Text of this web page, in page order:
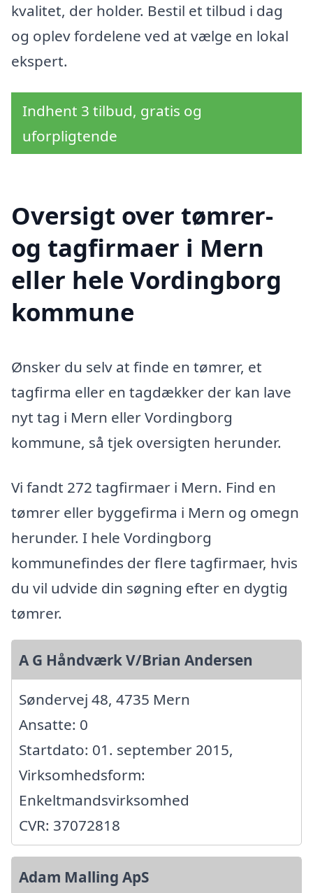
kvalitet, der holder. Bestil et tilbud i dag
og oplev fordelene ved at vælge en lokal
ekspert.
Indhent 3 tilbud, gratis og
uforpligtende
Oversigt over tømrer-
og tagfirmaer i Mern
eller hele Vordingborg
kommune
Ønsker du selv at finde en tømrer, et
tagfirma eller en tagdækker der kan lave
nyt tag i Mern eller Vordingborg
kommune, så tjek oversigten herunder.
Vi fandt 272 tagfirmaer i Mern. Find en
tømrer eller byggefirma i Mern og omegn
herunder. I hele Vordingborg
kommunefindes der flere tagfirmaer, hvis
du vil udvide din søgning efter en dygtig
tømrer.
A G Håndværk V/Brian Andersen
Søndervej 48, 4735 Mern
Ansatte: 0
Startdato: 01. september 2015,
Virksomhedsform:
Enkeltmandsvirksomhed
CVR: 37072818
Adam Malling ApS